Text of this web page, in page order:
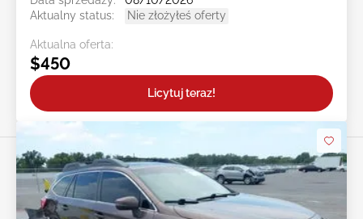
Aktualny status:
Nie złożyłeś oferty
Aktualna oferta:
$450
Licytuj teraz!